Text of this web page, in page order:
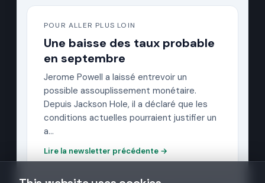
POUR ALLER PLUS LOIN
Une baisse des taux probable
en septembre
Jerome Powell a laissé entrevoir un
possible assouplissement monétaire.
Depuis Jackson Hole, il a déclaré que les
conditions actuelles pourraient justifier un
a…
Lire la newsletter précédente →